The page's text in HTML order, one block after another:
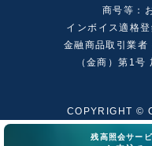
残高照会サー
商号等：
インボイス適格
金融商品取引業者
（金商）第1
COPYRIGHT ©